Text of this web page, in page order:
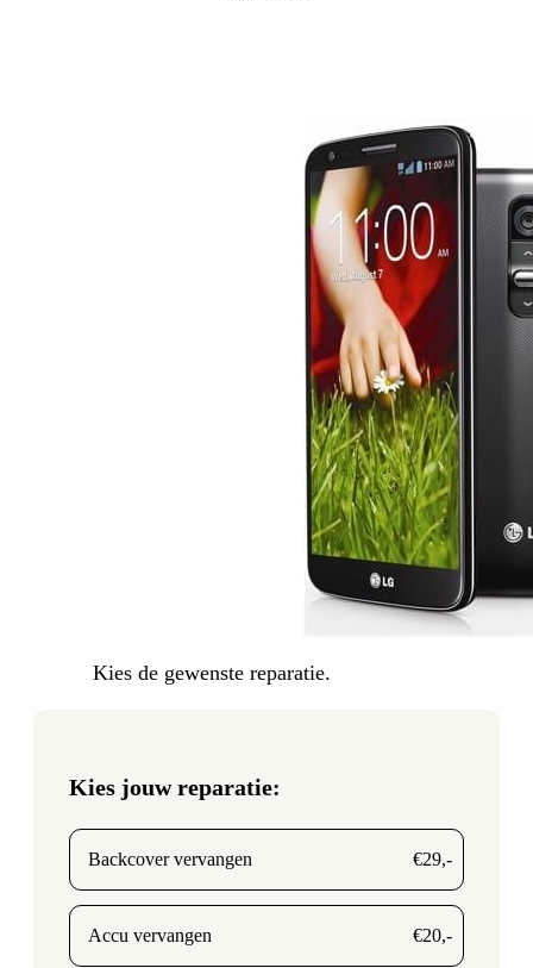
Kies de gewenste reparatie.
Kies jouw reparatie:
Backcover vervangen €29,-
Accu vervangen €20,-